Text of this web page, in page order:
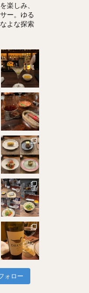
楽しみ、
ー。ゆる
よな探索
ォロー